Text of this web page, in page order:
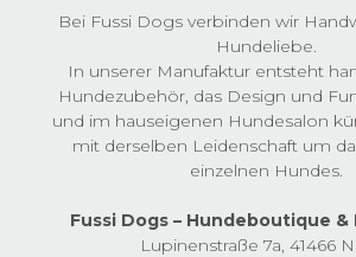
auf
der
gewählt
werden
Bei Fussi Dogs verbinden wir
Hundeliebe.
In unserer Manufaktur entsteht
Hundezubehör, das Design und
und im hauseigenen Hundesalon
mit derselben Leidenschaft um
einzelnen Hundes.
Fussi Dogs – Hundeboutique &
Lupinenstraße 7a, 41466